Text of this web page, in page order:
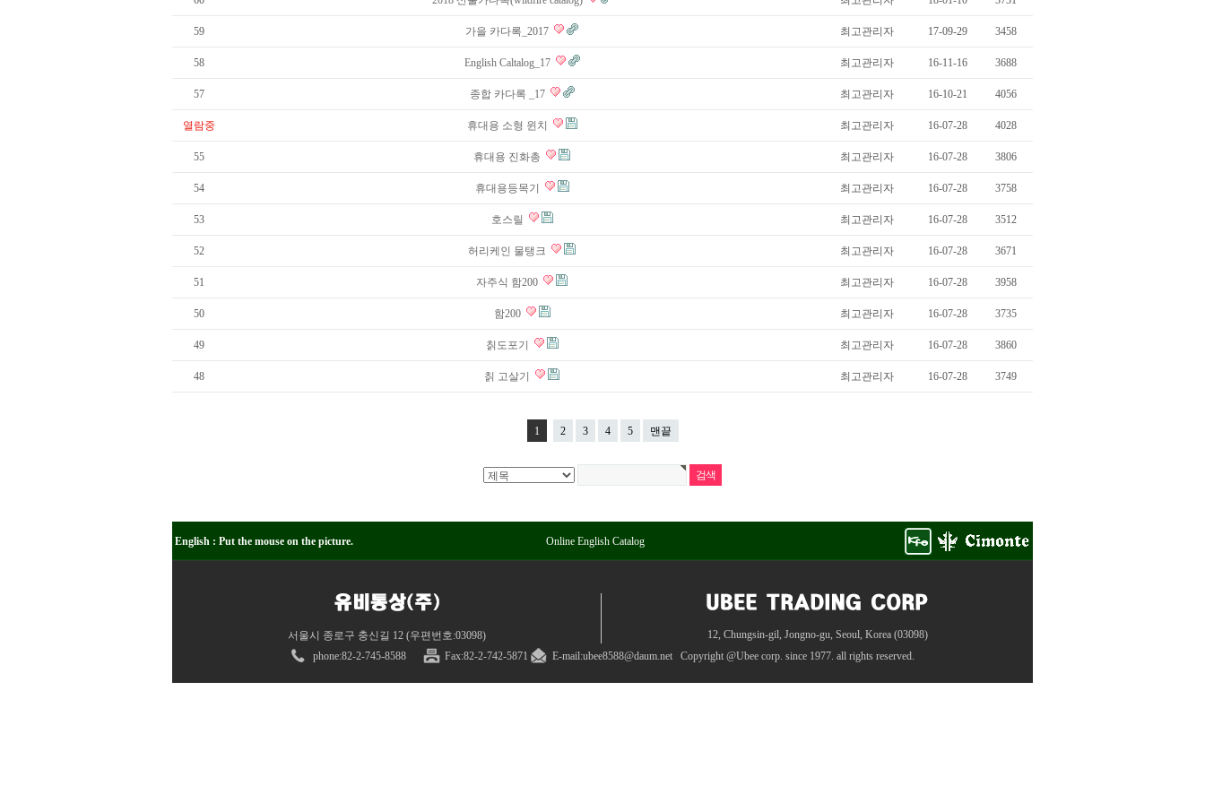
59 가을 카다록_2017 최고관리자 17-09-29 3458
58 English Caltalog_17 최고관리자 16-11-16 3688
57 종합 카다록 _17 최고관리자 16-10-21 4056
열람중 휴대용 소형 윈치 최고관리자 16-07-28 4028
55 휴대용 진화총 최고관리자 16-07-28 3806
54 휴대용등목기 최고관리자 16-07-28 3758
53 호스릴 최고관리자 16-07-28 3512
52 허리케인 물탱크 최고관리자 16-07-28 3671
51 자주식 함200 최고관리자 16-07-28 3958
50 함200 최고관리자 16-07-28 3735
49 칡도포기 최고관리자 16-07-28 3860
48 칡 고살기 최고관리자 16-07-28 3749
1 2 3 4 5 맨끝
English : Put the mouse on the picture. Online English Catalog
서울시 종로구 충신길 12 (우편번호:03098)
12, Chungsin-gil, Jongno-gu, Seoul, Korea (03098)
phone:82-2-745-8588 Fax:82-2-742-5871 E-mail:ubee8588@daum.netCopyright @Ubee corp. since 1977. all rights reserved.